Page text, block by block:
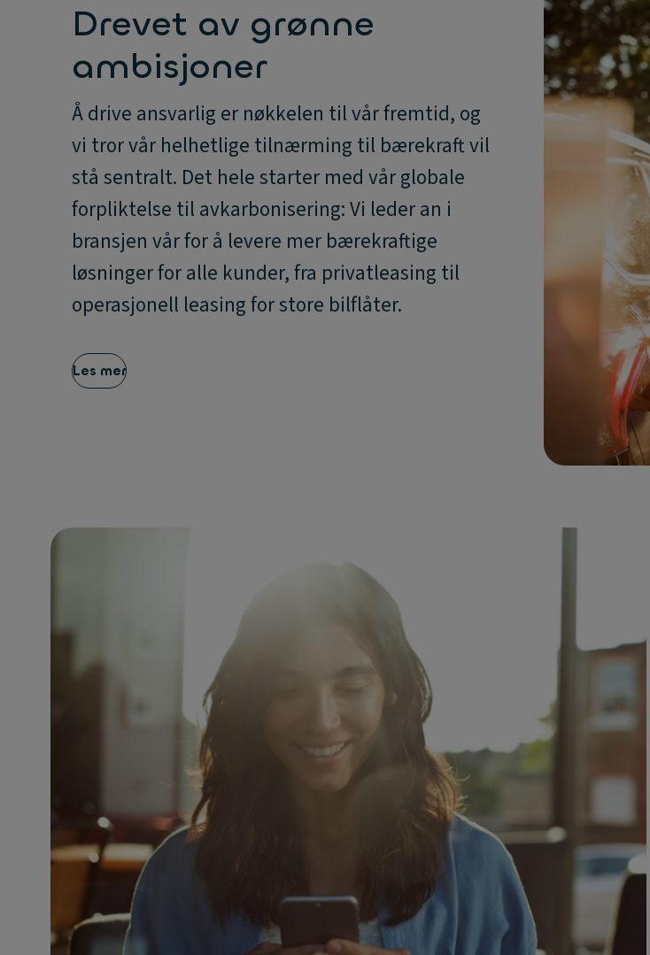
Drevet av grønne
ambisjoner
Å drive ansvarlig er nøkkelen til vår fremtid, og
vi tror vår helhetlige tilnærming til bærekraft vil
stå sentralt. Det hele starter med vår globale
forpliktelse til avkarbonisering: Vi leder an i
bransjen vår for å levere mer bærekraftige
løsninger for alle kunder, fra privatleasing til
operasjonell leasing for store bilflåter.
Les mer